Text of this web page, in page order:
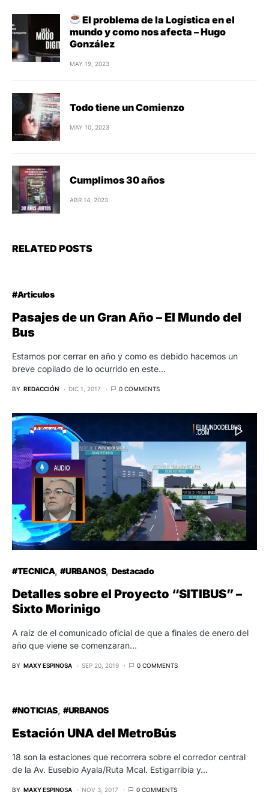
El problema de la Logística en el
mundo y como nos afecta – Hugo
González
MAY 19, 2023
Todo tiene un Comienzo
MAY 10, 2023
Cumplimos 30 años
ABR 14, 2023
RELATED POSTS
#Articulos
Pasajes de un Gran Año – El Mundo del
Bus
Estamos por cerrar en año y como es debido hacemos un
breve copilado de lo ocurrido en este…
BY REDACCIÓN DIC 1, 2017 0 COMMENTS
#TECNICA #URBANOS Destacado
Detalles sobre el Proyecto “SITIBUS” –
Sixto Morinigo
A raíz de el comunicado oficial de que a finales de enero del
año que viene se comenzaran…
BY MAXY ESPINOSA SEP 20, 2019 0 COMMENTS
#NOTICIAS #URBANOS
Estación UNA del MetroBús
18 son la estaciones que recorrera sobre el corredor central
de la Av. Eusebio Ayala/Ruta Mcal. Estigarribia y…
BY MAXY ESPINOSA NOV 3, 2017 0 COMMENTS